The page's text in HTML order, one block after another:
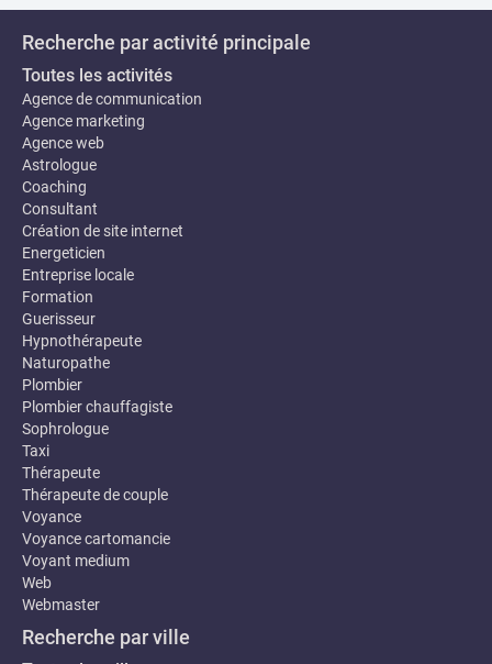
Recherche par activité principale
Toutes les activités
Agence de communication
Agence marketing
Agence web
Astrologue
Coaching
Consultant
Création de site internet
Energeticien
Entreprise locale
Formation
Guerisseur
Hypnothérapeute
Naturopathe
Plombier
Plombier chauffagiste
Sophrologue
Taxi
Thérapeute
Thérapeute de couple
Voyance
Voyance cartomancie
Voyant medium
Web
Webmaster
Recherche par ville